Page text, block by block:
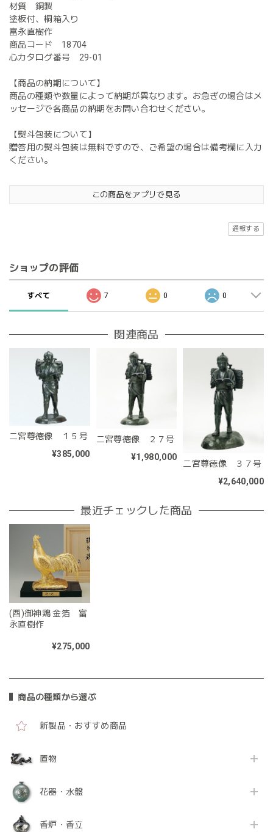
商品の種類から選ぶ
新製品・おすすめ商品
置物
花器・水盤
香炉・香立
材質 銅製
塗板付、桐箱入り
富永直樹作
商品コード 18704
心カタログ番号 29-01
【商品の納期について】
商品の種類や数量によって納期が異なります。お急ぎの場合はメ
ッセージで各商品の納期をお問い合わせください。
【熨斗包装について】
贈答用の熨斗包装は無料ですので、ご希望の場合は備考欄に入力
ください。
この商品をアプリで見る
通報する
ショップの評価
すべて 7 0 0
関連商品
二宮尊徳像 １５号
¥385,000
二宮尊徳像 ２７号
¥1,980,000
二宮尊徳像 ３７号
¥2,640,000
最近チェックした商品
(酉)御神鶏 金箔 富
永直樹作
¥275,000